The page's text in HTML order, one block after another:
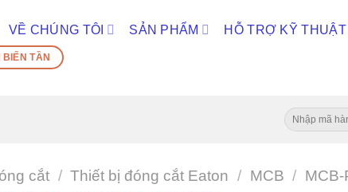
VỀ CHÚNG TÔI SẢN PHẨM HỖ TRỢ KỸ THUẬT
TẦN
Tìm
kiếm:
cắt / Thiết bị đóng cắt Eaton / MCB /